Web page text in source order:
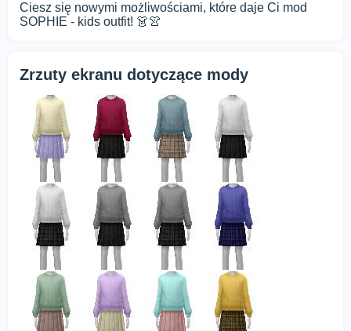
Ciesz się nowymi możliwościami, które daje Ci mod
SOPHIE - kids outfit! 👗👚
Zrzuty ekranu dotyczące mody